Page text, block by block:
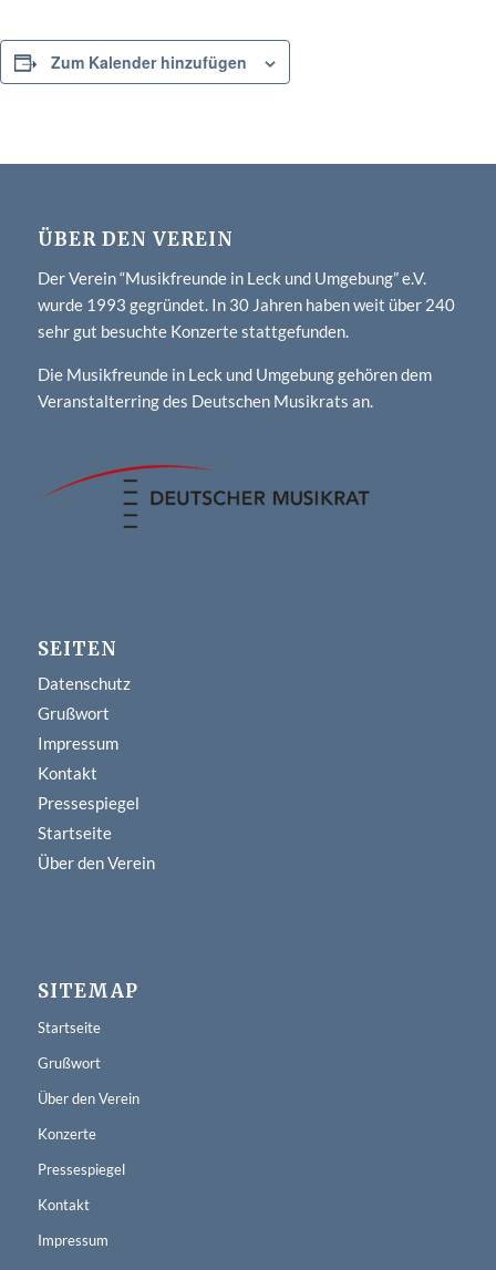
Zum Kalender hinzufügen
ÜBER DEN VEREIN
Der Verein “Musikfreunde in Leck und Umgebung” e.V.
wurde 1993 gegründet. In 30 Jahren haben weit über 240
sehr gut besuchte Konzerte stattgefunden.
Die Musikfreunde in Leck und Umgebung gehören dem
Veranstalterring des Deutschen Musikrats an.
SEITEN
Datenschutz
Grußwort
Impressum
Kontakt
Pressespiegel
Startseite
Über den Verein
SITEMAP
Startseite
Grußwort
Über den Verein
Konzerte
Pressespiegel
Kontakt
Impressum